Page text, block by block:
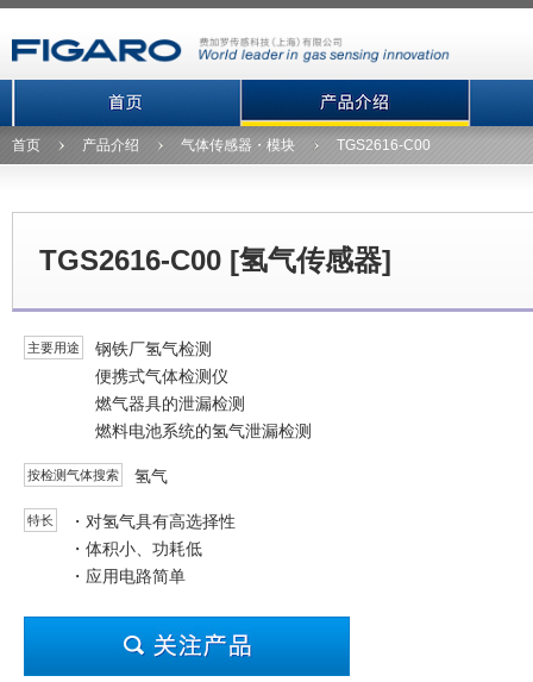
首页 产品介绍 气体传感器・模块 TGS2616-C00
TGS2616-C00 [氢气传感器]
主要用途
钢铁厂氢气检测
便携式气体检测仪
燃气器具的泄漏检测
燃料电池系统的氢气泄漏检测
按检测气体搜索 氢气
特长
・对氢气具有高选择性
・体积小、功耗低
・应用电路简单